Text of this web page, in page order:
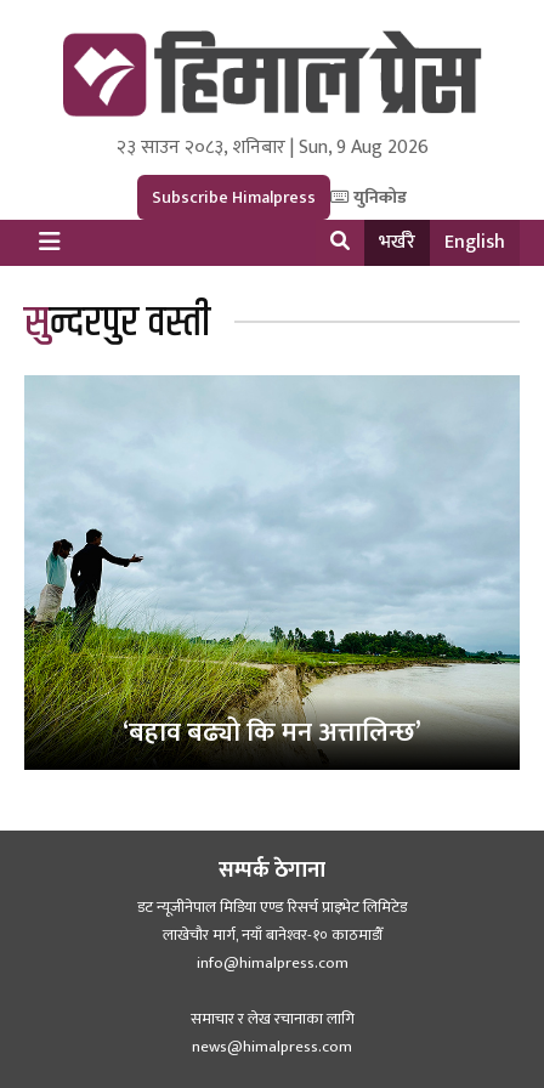
Himal Press
Dot NewsyNepal Media and Research Pvt Ltd.
२३ साउन २०८३, शनिबार | Sun, 9 Aug 2026
Subscribe Himalpress युनिकोड
भर्खरै English
सुन्दरपुर वस्ती
‘बहाव बढ्यो कि मन अत्तालिन्छ’
सम्पर्क ठेगाना
डट न्यूजीनेपाल मिडिया एण्ड रिसर्च प्राइभेट लिमिटेड
लाखेचौर मार्ग, नयाँ बानेश्‍वर-१० काठमाडौँ
info@himalpress.com
समाचार र लेख रचानाका लागि
news@himalpress.com